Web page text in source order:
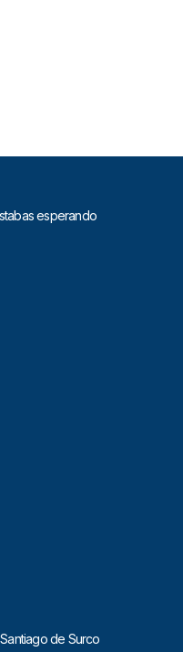
esperando
de Surco